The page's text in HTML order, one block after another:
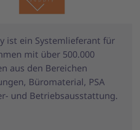
ist ein Systemlieferant für
mit über 500.000
aus den Bereichen
Büromaterial, PSA
und Betriebsausstattung.